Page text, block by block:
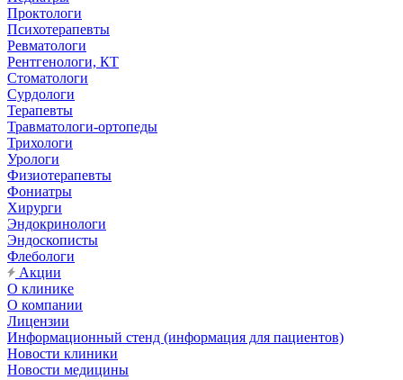
Проктологи
Психотерапевты
Ревматологи
Рентгенологи, КТ
Стоматологи
Сурдологи
Терапевты
Травматологи-ортопеды
Трихологи
Урологи
Физиотерапевты
Фониатры
Хирурги
Эндокринологи
Эндоскописты
Флебологи
Акции
О клинике
О компании
Лицензии
Информационный стенд (информация для пациентов)
Новости клиники
Новости медицины